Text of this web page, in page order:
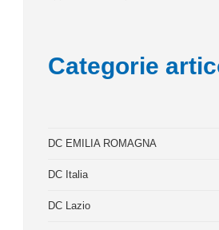
Categorie
DC EMILIA ROMAGNA
DC Italia
DC Lazio